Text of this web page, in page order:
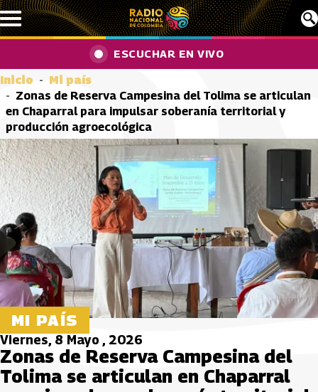
Pasar al contenido principal
ESCUCHAR EN VIVO
Inicio
Mi país
Zonas de Reserva Campesina del Tolima se articulan
en Chaparral para impulsar soberanía territorial y
producción agroecológica
MI PAÍS
Viernes, 8 Mayo , 2026
Zonas de Reserva Campesina del
Tolima se articulan en Chaparral